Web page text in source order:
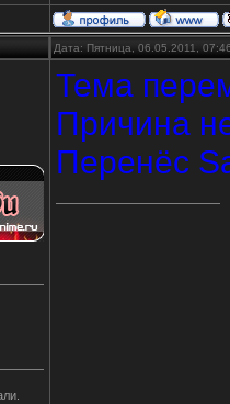
Дата: Пятница, 06.05.2011,
Тема
Причина
Перенёс